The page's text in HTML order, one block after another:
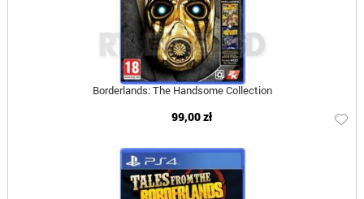
Borderlands: The Handsome Collection
99,00 zł